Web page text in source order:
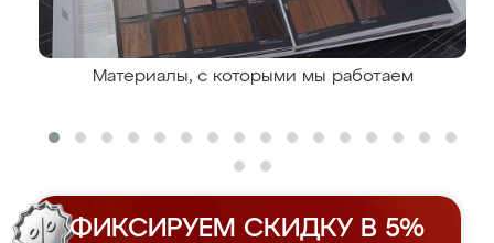
Материалы, с которыми мы работаем
ФИКСИРУЕМ СКИДКУ В 5%